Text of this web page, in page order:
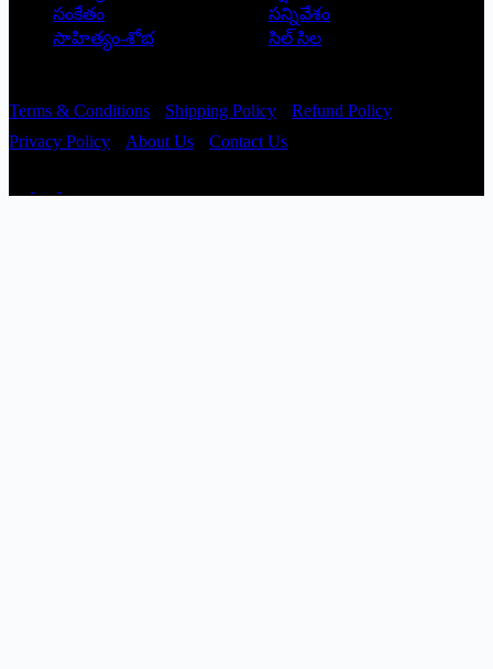
సంకేతం
సన్నివేశం
సాహిత్యం-శోభ
సిల్ సిల
Terms & Conditions Shipping Policy
Refund Policy
Privacy Policy
About Us Contact Us